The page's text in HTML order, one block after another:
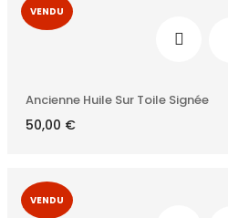
VENDU
Ancienne Huile Sur Toile Signée
50,00 €
VENDU